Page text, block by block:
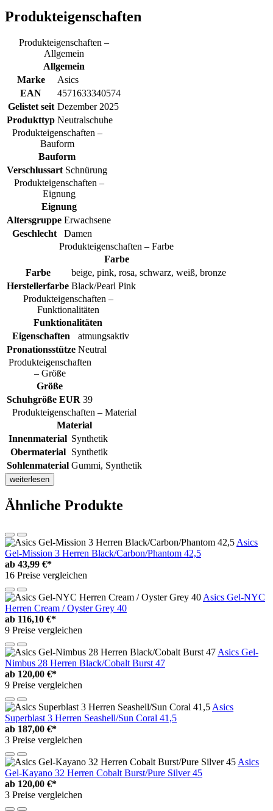
Produkteigenschaften
Produkteigenschaften –
Allgemein
Allgemein
Marke
Asics
EAN
4571633340574
Gelistet seit Dezember 2025
Produkttyp Neutralschuhe
Produkteigenschaften –
Bauform
Bauform
Verschlussart Schnürung
Produkteigenschaften –
Eignung
Eignung
Altersgruppe Erwachsene
Geschlecht
Damen
Produkteigenschaften – Farbe
Farbe
Farbe
beige, pink, rosa, schwarz, weiß, bronze
Herstellerfarbe Black/Pearl Pink
Produkteigenschaften –
Funktionalitäten
Funktionalitäten
Eigenschaften
atmungsaktiv
Pronationsstütze Neutral
Produkteigenschaften
– Größe
Größe
Schuhgröße EUR 39
Produkteigenschaften – Material
Material
Innenmaterial Synthetik
Obermaterial
Synthetik
Sohlenmaterial Gummi, Synthetik
weiterlesen
Ähnliche Produkte
Asics
Gel-Mission 3 Herren Black/Carbon/Phantom 42,5
ab 43,99 €*
16 Preise vergleichen
Asics Gel-NYC
Herren Cream / Oyster Grey 40
ab 116,10 €*
9 Preise vergleichen
Asics Gel-
Nimbus 28 Herren Black/Cobalt Burst 47
ab 120,00 €*
9 Preise vergleichen
Asics
Superblast 3 Herren Seashell/Sun Coral 41,5
ab 187,00 €*
3 Preise vergleichen
Asics
Gel-Kayano 32 Herren Cobalt Burst/Pure Silver 45
ab 120,00 €*
3 Preise vergleichen